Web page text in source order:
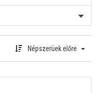
Népszerüek előre